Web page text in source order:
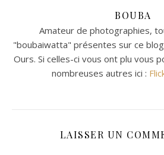
BOUBA
Amateur de photographies,
"boubaiwatta" présentes sur ce
Ours. Si celles-ci vous ont plu vous
nombreuses autres ici :
LAISSER UN